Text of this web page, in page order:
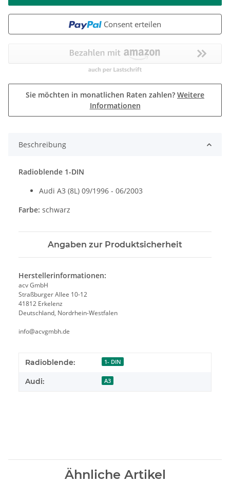
Consent erteilen
Sie möchten in monatlichen Raten zahlen? Weitere
Informationen
Beschreibung
Radioblende 1-DIN
Audi A3 (8L) 09/1996 - 06/2003
Farbe: schwarz
Angaben zur Produktsicherheit
Herstellerinformationen:
acv GmbH
Straßburger Allee 10-12
41812 Erkelenz
Deutschland, Nordrhein-Westfalen
info@acvgmbh.de
Radioblende: 1- DIN
Audi: A3
Ähnliche Artikel